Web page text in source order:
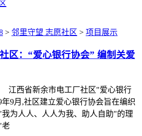
> 邻里守望 志愿社区 > 项目展示
区：“爱心银行协会” 编制关爱
省新余市电工厂社区"爱心银行
9月,社区建立爱心银行协会旨在编织
为人人、人人为我、助人自助"的理
老